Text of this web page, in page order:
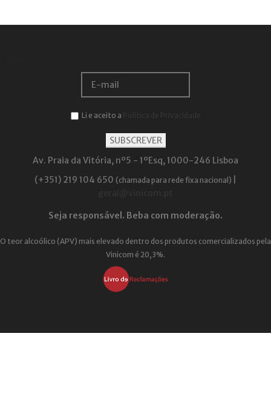
Li e aceito a
Av. Praia da Vitória, nº5 - 1ºEsq, 1000-246 Lisboa
(+351) 219 104 650 (chamada para rede fixa nacional)
Seja responsável. Beba com moderação.
O teor alcoólico (APV) mais elevado dentro dos produtos comercializados pela
Vinicom é 20,3%.